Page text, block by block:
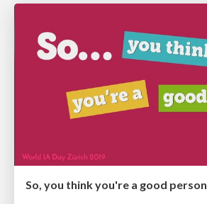
So, you think you're a good person